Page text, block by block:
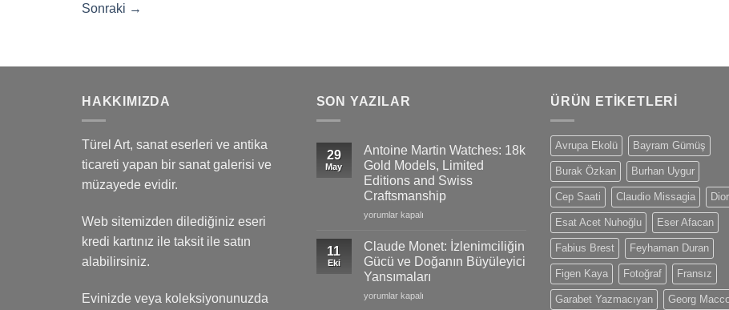
Sonraki →
HAKKIMIZDA
Türel Art, sanat eserleri ve antika
ticareti yapan bir sanat galerisi ve
müzayede evidir.
Web sitemizden dilediğiniz eseri
kredi kartınız ile taksit ile satın
alabilirsiniz.
Evinizde veya koleksiyonunuzda
SON YAZILAR
29
May
Antoine Martin Watches: 18k
Gold Models, Limited
Editions and Swiss
Craftsmanship
Antoine
Watches:
18k
Gold
Models,
Limited
yorumlar kapalı
11
Eki
Claude Monet: İzlenimciliğin
Gücü ve Doğanın Büyüleyici
Yansımaları
Claude
yorumlar kapalı
ÜRÜN ETIKETLERI
Avrupa Ekolü Bayram Gümüş
Burak Özkan Burhan Uygur
Cep Saati Claudio Missagia
Esat Acet Nuhoğlu Eser Afacan
Fabius Brest Feyhaman Duran
Figen Kaya Fotoğraf Fransız
Garabet Yazmacıyan Georg